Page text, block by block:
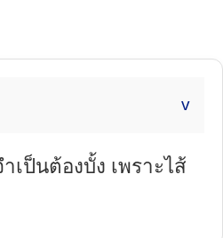
ป็นต้องบั้ง เพราะไส้